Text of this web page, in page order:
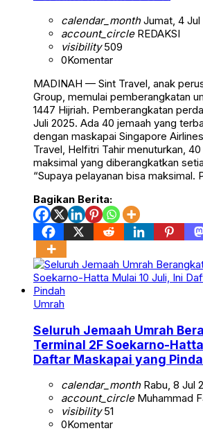
calendar_monthJumat, 4 Jul
account_circleREDAKSI
visibility509
0Komentar
MADINAH — Sint Travel, anak
Group, memulai pemberangkatan
1447 Hijriah. Pemberangkatan
Juli 2025. Ada 40 jemaah yang
dengan maskapai Singapore
Travel, Helfitri Tahir menuturkan,
maksimal yang diberangkatkan
“Supaya pelayanan bisa
Bagikan Berita:
Umrah
Seluruh Jemaah Umrah
Terminal 2F Soekarno-
Daftar Maskapai yang
calendar_monthRabu, 8 Jul
account_circleMuhammad
visibility51
0Komentar